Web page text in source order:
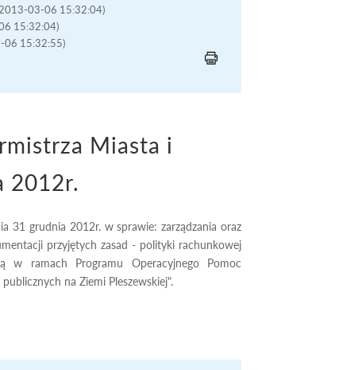
03-06 15:32:04)
15:32:04)
06 15:32:55)
Miasta i
2012r.
31 grudnia 2012r. w sprawie: zarządzania oraz
przyjętych zasad - polityki rachunkowej
w ramach Programu Operacyjnego Pomoc
na Ziemi Pleszewskiej".